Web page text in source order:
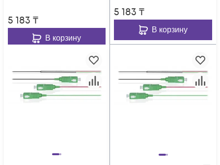
5 183 ₸
В корзину
5 183 ₸
В корзину